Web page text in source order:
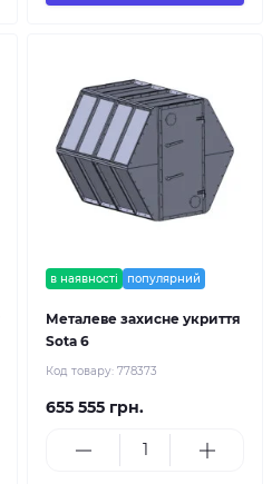
в наявності популярний
Металеве захисне укриття
Sota 6
Код товару: 778373
655 555 грн.